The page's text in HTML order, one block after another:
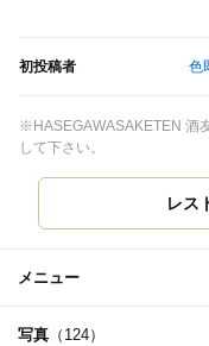
初投稿者 色
※HASEGAWASAKETEN 酒
して下さい。
レス
メニュー
写真 （124）